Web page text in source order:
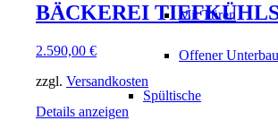
Mit Türen
Offener Unterbau
Spültische
BÄCKEREI
2.590,00 €
zzgl. Versandkosten
Details anzeigen